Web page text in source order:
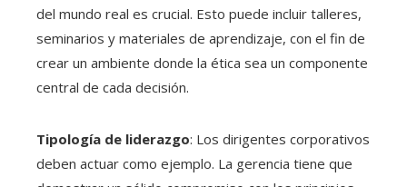
del mundo real es crucial. Esto puede incluir talleres,
seminarios y materiales de aprendizaje, con el fin de
crear un ambiente donde la ética sea un componente
central de cada decisión.
Tipología de liderazgo: Los dirigentes corporativos
deben actuar como ejemplo. La gerencia tiene que